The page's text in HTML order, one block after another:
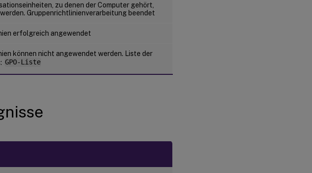
zu denen der Computer gehört,
Gruppenrichtlinienverarbeitung beendet
erfolgreich angewendet
können nicht angewendet werden. Liste der
GPO-Liste